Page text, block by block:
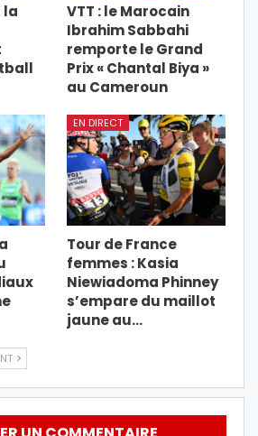
la
VTT : le Marocain
Ibrahim Sabbahi
remporte le Grand
Prix « Chantal Biya »
au Cameroun
EN DIRECT
Tour de France
femmes : Kasia
Niewiadoma Phinney
s’empare du maillot
jaune au…